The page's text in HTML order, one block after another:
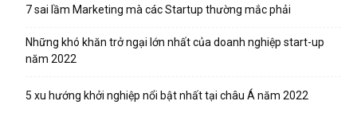
7 sai lầm Marketing mà các Startup thường mắc phải
Những khó khăn trở ngại lớn nhất của doanh nghiệp start-up
năm 2022
5 xu hướng khởi nghiệp nổi bật nhất tại châu Á năm 2022